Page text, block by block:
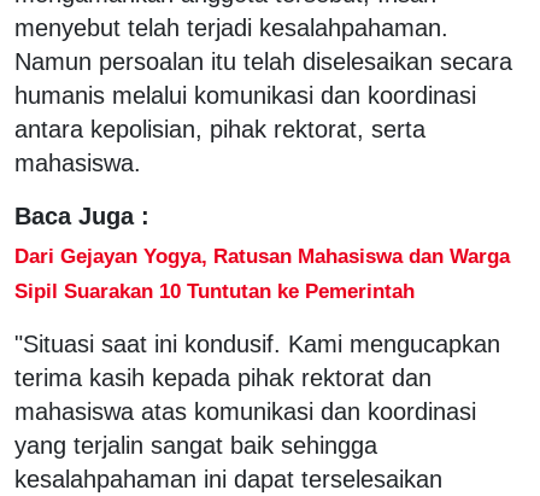
menyebut telah terjadi kesalahpahaman.
Namun persoalan itu telah diselesaikan secara
humanis melalui komunikasi dan koordinasi
antara kepolisian, pihak rektorat, serta
mahasiswa.
Baca Juga :
Dari Gejayan Yogya, Ratusan Mahasiswa dan Warga
Sipil Suarakan 10 Tuntutan ke Pemerintah
"Situasi saat ini kondusif. Kami mengucapkan
terima kasih kepada pihak rektorat dan
mahasiswa atas komunikasi dan koordinasi
yang terjalin sangat baik sehingga
kesalahpahaman ini dapat terselesaikan